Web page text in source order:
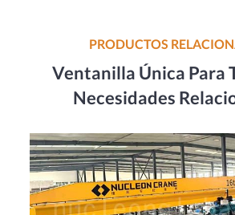
PRODUCTOS
Ventanilla Única Para
Necesidades